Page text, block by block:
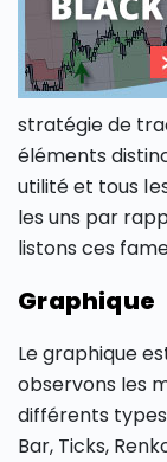
stratégie de
éléments
utilité et tous
les uns par
listons ces
Graphique
Le graphique
observons les
différents types
Bar, Ticks,